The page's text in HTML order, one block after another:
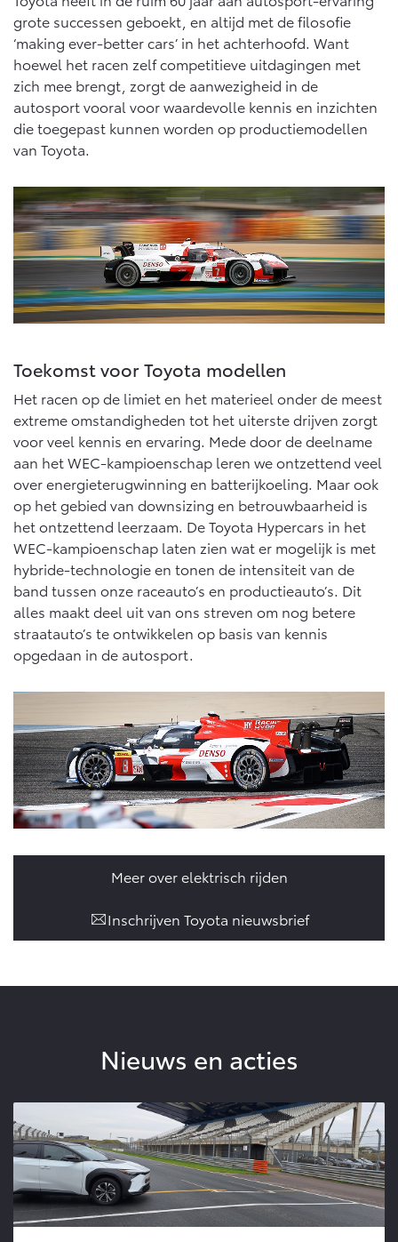
Land Cruiser (excl. BTW)
Vanaf € 89.986,-
grote successen geboekt, en altijd met de filosofie
‘making ever-better cars’ in het achterhoofd. Want
hoewel het racen zelf competitieve uitdagingen met
zich mee brengt, zorgt de aanwezigheid in de
autosport vooral voor waardevolle kennis en inzichten
die toegepast kunnen worden op productiemodellen
van Toyota.
Toekomst voor Toyota modellen
Het racen op de limiet en het materieel onder de meest
extreme omstandigheden tot het uiterste drijven zorgt
voor veel kennis en ervaring. Mede door de deelname
aan het WEC-kampioenschap leren we ontzettend veel
over energieterugwinning en batterijkoeling. Maar ook
op het gebied van downsizing en betrouwbaarheid is
het ontzettend leerzaam. De Toyota Hypercars in het
WEC-kampioenschap laten zien wat er mogelijk is met
hybride-technologie en tonen de intensiteit van de
band tussen onze raceauto’s en productieauto’s. Dit
alles maakt deel uit van ons streven om nog betere
straatauto’s te ontwikkelen op basis van kennis
opgedaan in de autosport.
Meer over elektrisch rijden
Inschrijven Toyota nieuwsbrief
Nieuws en acties